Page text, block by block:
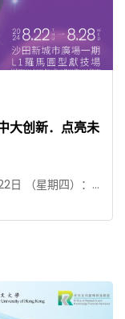
大创新．点亮未
（星期四）：